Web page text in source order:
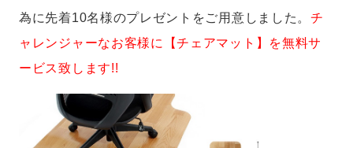
為に先着10名様のプレゼントをご用意しました。チ
ャレンジャーなお客様に【チェアマット】を無料サ
ービス致します!!